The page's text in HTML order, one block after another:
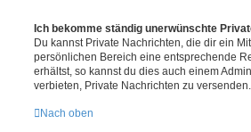
Ich bekomme ständig unerwünschte
Du kannst Private Nachrichten, die dir ein
persönlichen Bereich eine entsprechende
erhältst, so kannst du dies auch einem
verbieten, Private Nachrichten zu versenden.
Nach oben